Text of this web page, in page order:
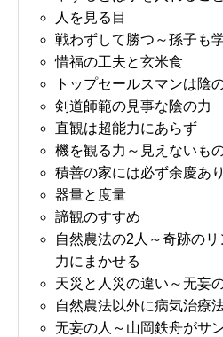
人を見る目
戦わずして勝つ～孫子も
惜福の工夫と玄米食
トップセールスマンは陰
剣道師範の見事な陰の力
直観は超能力にあらず
機を観る力～見えないも
積善の家には必ず余慶あり
器量と度量
諦観のすすめ
自然農法の2人～奇跡の
力にまかせる
天災と人災の違い～无妄
自然農法以外に病気治療
无妄の人～山岡鉄舟がサ